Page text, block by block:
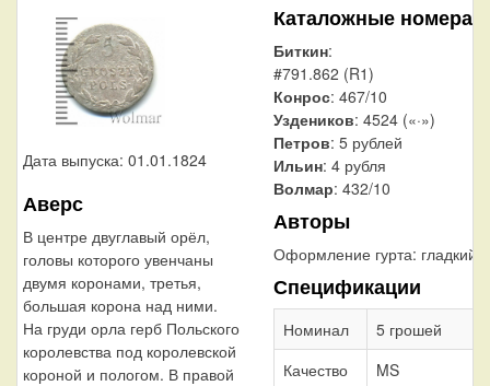
Дата выпуска: 01.01.1824
Аверс
В центре двуглавый орёл,
головы которого увенчаны
двумя коронами, третья,
большая корона над ними.
На груди орла герб Польского
королевства под королевской
короной и пологом. В правой
Каталожные номера
Биткин:
#791.862 (R1)
Конрос: 467/10
Уздеников: 4524 («·»)
Петров: 5 рублей
Ильин: 4 рубля
Волмар: 432/10
Авторы
Оформление гурта: гладкий
Спецификации
Номинал
5 грошей
Качество
MS